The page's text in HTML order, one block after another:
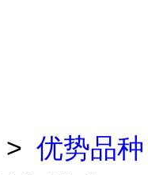
> 优势品种